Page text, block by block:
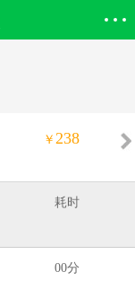
￥ 238
耗时
00分